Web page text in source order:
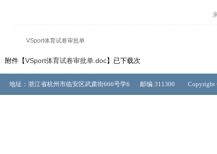
VSport体育试卷审批单
附件【VSport体育试卷审批单.doc】已下载次
地址：浙江省杭州市临安区武肃街666号学6 邮编:311300 Copyright